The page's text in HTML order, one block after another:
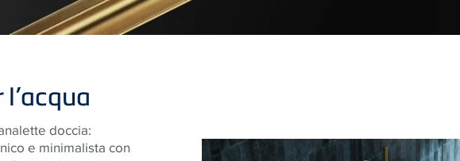
doccia:
e minimalista con